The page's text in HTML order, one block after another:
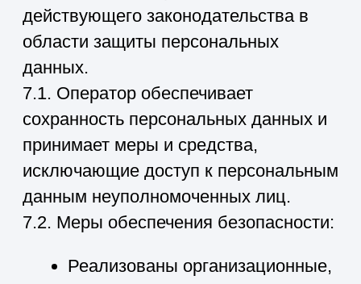
11. Заключительные положения
11.1. Пользователь может получить
любые разъяснения по
интересующим вопросам,
касающимся обработки его
персональных данных, обратившись к
Оператору с помощью электронной
11.2. В данном документе будут
отражены любые изменения политики
обработки персональных данных
Оператором. Политика действует
версией.